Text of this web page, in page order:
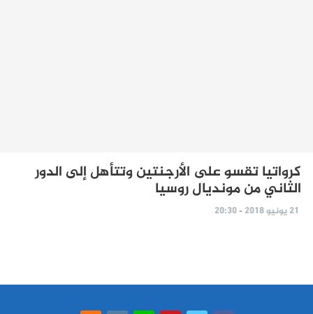
كرواتيا تقسو على الأرجنتين وتتأهل إلى الدور
الثاني من مونديال روسيا
21 يونيو 2018 - 20:30